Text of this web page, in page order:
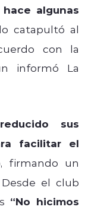
hace algunas
catapultó al
con la
informó La
sus
facilitar el
, firmando un
el club
“No hicimos